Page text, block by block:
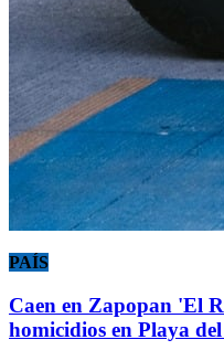
PAÍS
Caen en Zapopan 'El
homicidios en Playa